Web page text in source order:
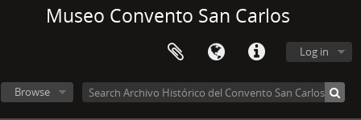
Museo Convento San Carlos
Log in
Browse